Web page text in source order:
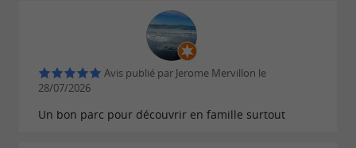
Avis publié par Jerome Mervillon le
28/07/2026
Un bon parc pour découvrir en famille surtout